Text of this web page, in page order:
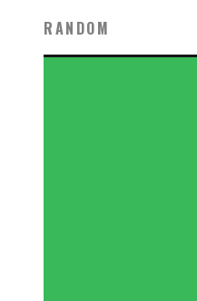
RANDOM